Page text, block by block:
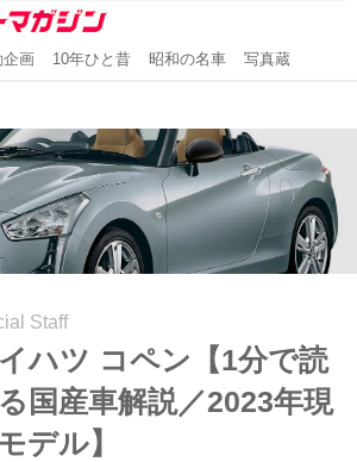
企画 10年ひと昔 昭和の名車 写真蔵
Staff
ハツ コペン【1分で読
国産車解説／2023年現
デル】